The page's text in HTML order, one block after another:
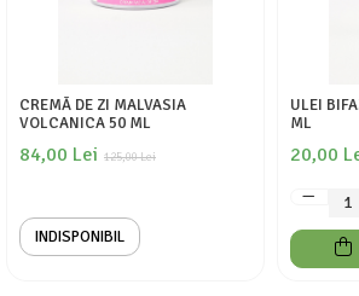
CREMĂ DE ZI MALVASIA
VOLCANICA 50 ML
125,00 Lei
84,00 Lei
INDISPONIBIL
ULEI
ML
20,00